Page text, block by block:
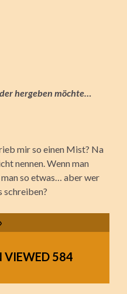
hergeben möchte…
mir so einen Mist? Na
nennen. Wenn man
so etwas… aber wer
schreiben?
VIEWED 584